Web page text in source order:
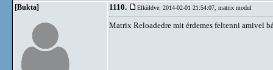
[Bukta] 1110. Elküldve: 2014-02-01 21:54:07, matrix modul
Matrix Reloadedre mit érdemes feltenni amivel